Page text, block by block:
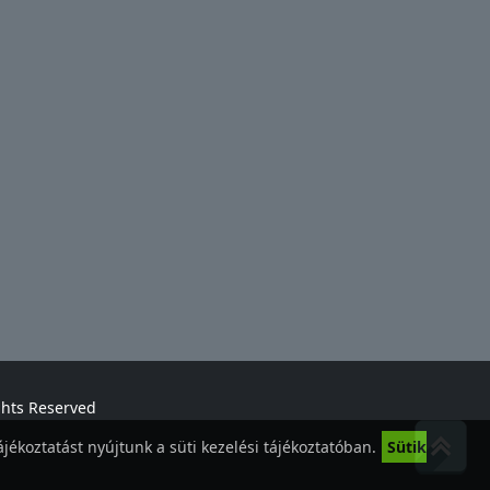
nyújtunk a süti kezelési tájékoztatóban. Sütik
Reserved